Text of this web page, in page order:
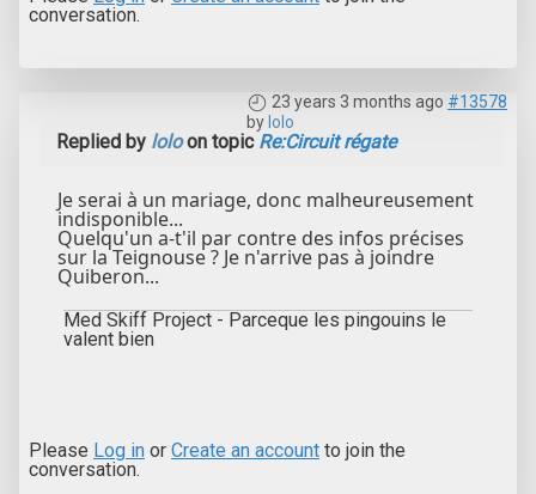
conversation.
23 years 3 months ago #13578
by lolo
Replied by loloon topic Re:Circuit régate
Je serai à un mariage, donc malheureusement
indisponible...
Quelqu'un a-t'il par contre des infos précises
sur la Teignouse ? Je n'arrive pas à joindre
Quiberon...
Med Skiff Project - Parceque les pingouins le
valent bien
Please Log in or Create an account to join the
conversation.